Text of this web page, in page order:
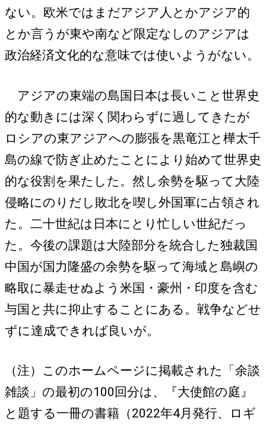
ない。欧米ではまだアジア人とかアジア的
とか言うが東や南など限定なしのアジアは
政治経済文化的な意味では使いようがない。
アジアの東端の島国日本は長いこと世界史
的な動きには深く関わらずに過してきたが
ロシアの東アジアへの膨張を黒竜江と樺太千
島の線で防ぎ止めたことにより始めて世界史
的な役割を果たした。然し余勢を駆って大陸
侵略にのりだし敗北を喫し外国軍に占領され
た。二十世紀は日本にとり忙しい世紀だっ
た。今後の課題は大陸部分を統合した独裁国
中国が国力隆盛の余勢を駆って海域と島嶼の
略取に暴走せぬよう米国・豪州・印度を含む
与国と共に抑止することにある。戦争などせ
ずに達成できれば良いが。
（注）このホームページに掲載された「余談
雑談」の最初の100回分は、『大使館の庭』
と題する一冊の書籍（2022年4月発行、ロギ